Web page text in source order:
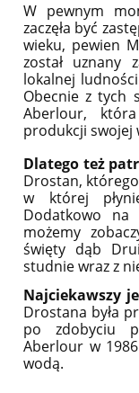
W pewnym
zaczęła być
wieku, pewien
został uznany
lokalnej
Obecnie z tych
Aberlour,
produkcji swojej
Dlatego też
Drostan,
w której
Dodatkowo na
możemy
święty dąb
studnie wraz z
Najciekawszy
Drostana była
po zdobyciu
Aberlour w
wodą.